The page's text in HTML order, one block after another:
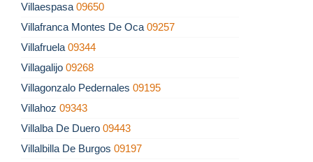
Villaespasa 09650
Villafranca Montes De Oca 09257
Villafruela 09344
Villagalijo 09268
Villagonzalo Pedernales 09195
Villahoz 09343
Villalba De Duero 09443
Villalbilla De Burgos 09197